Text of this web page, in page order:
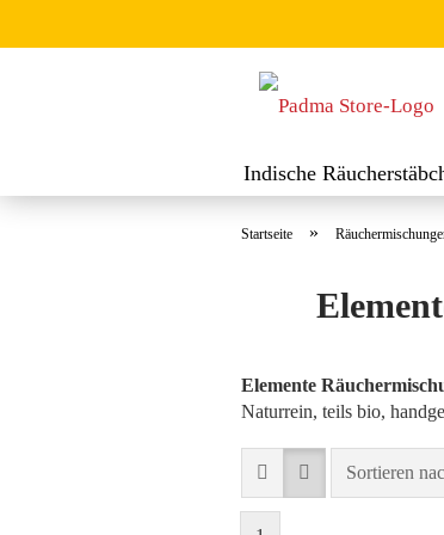
Indische
Startseite »
Elemente
Naturrein, teils bio,
Sortieren
Sortieren